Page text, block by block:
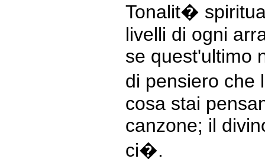
Tonalit�
livelli di ogni
se quest'ultimo
di pensiero
cosa stai
canzone; il
ci�.